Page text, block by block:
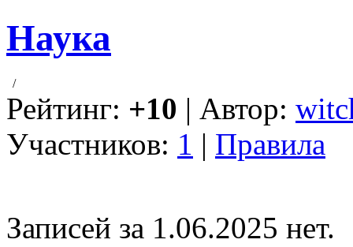
Наука
/
Рейтинг: +10 | Автор:
Участников: 1 | Правила
Записей за 1.06.2025 нет.